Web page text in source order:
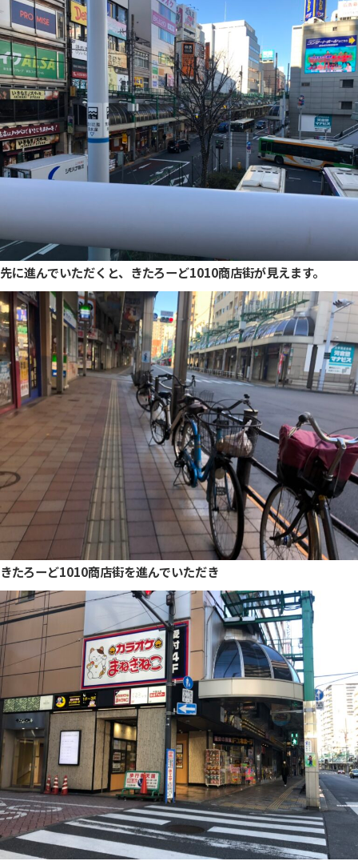
先に進んでいただくと、きたろーど1010商店街が見えます。
きたろーど1010商店街を進んでいただき